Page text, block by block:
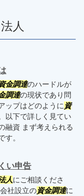
人
金調達のハードルが
調達の現状であり問
ップはどのように 資
以下で詳しく見てい
融資 まず考えられる
す。
い申告
人にご相談くださ
社設立の資金調達に